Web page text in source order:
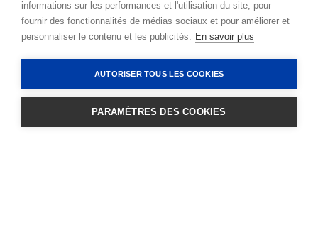
Politique de confidentialité
Conditions d'utilisation
CONNEXION
informations sur les performances et l'utilisation du site, pour
fournir des fonctionnalités de médias sociaux et pour améliorer et
personnaliser le contenu et les publicités. En savoir plus
AUTORISER TOUS LES COOKIES
PARAMÈTRES DES COOKIES